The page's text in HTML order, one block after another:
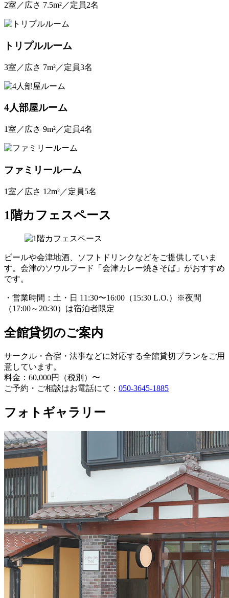
2室／広さ 7.5m²／定員2名
トリプルルーム
3室／広さ 7m²／定員3名
4人部屋ルーム
1室／広さ 9m²／定員4名
ファミリールーム
1室／広さ 12m²／定員5名
1階カフェスペース
ビールや会津地酒、ソフトドリンクなどをご提供していま
す。会津のソウルフード「会津カレー焼きそば」がおすすめ
です。
・営業時間：土・日 11:30〜16:00（15:30 L.O.）※夜間
（17:00～20:30）は宿泊者限定
全館貸切のご案内
サークル・合宿・法事などに対応する全館貸切プランをご用
意しています。
料金：60,000円（税別）〜
ご予約・ご相談はお電話にて： 050-3645-1885
フォトギャラリー